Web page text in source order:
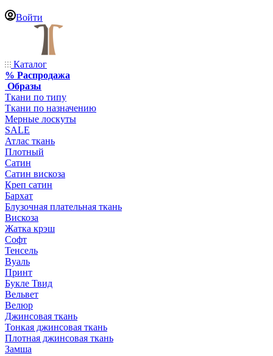
Войти
Каталог
% Распродажа
Образы
Ткани по типу
Ткани по назначению
Мерные лоскуты
SALE
Атлас ткань
Плотный
Сатин
Сатин вискоза
Креп сатин
Бархат
Блузочная плательная ткань
Вискоза
Жатка крэш
Софт
Тенсель
Вуаль
Принт
Букле Твид
Вельвет
Велюр
Джинсовая ткань
Тонкая джинсовая ткань
Плотная джинсовая ткань
Замша